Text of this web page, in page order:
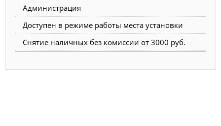
Администрация
Доступен в режиме работы места установки
Снятие наличных без комиссии от 3000 руб.